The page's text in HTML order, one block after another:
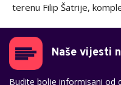
terenu Filip Šatrije,
Naše vijesti
Budite bolje informisani od